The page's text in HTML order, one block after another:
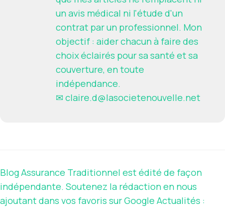
un avis médical ni l'étude d'un
contrat par un professionnel. Mon
objectif : aider chacun à faire des
choix éclairés pour sa santé et sa
couverture, en toute
indépendance.
✉ claire.d@lasocietenouvelle.net
Blog Assurance Traditionnel est édité de façon
indépendante. Soutenez la rédaction en nous
ajoutant dans vos favoris sur Google Actualités :